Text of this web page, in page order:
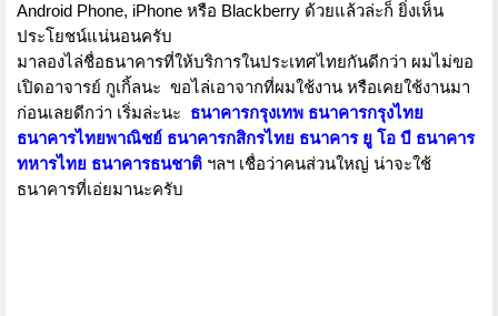
Android Phone, iPhone หรือ Blackberry ด้วยแล้วล่ะก็ ยิ่งเห็น
ประโยชน์แน่นอนครับ
มาลองไล่ชื่อธนาคารที่ให้บริการในประเทศไทยกันดีกว่า ผมไม่ขอ
เปิดอาจารย์ กูเกิ้ลนะ ขอไล่เอาจากที่ผมใช้งาน หรือเคยใช้งานมา
ก่อนเลยดีกว่า เริ่มล่ะนะ ธนาคารกรุงเทพ ธนาคารกรุงไทย
ธนาคารไทยพาณิชย์ ธนาคารกสิกรไทย ธนาคาร ยู โอ บี ธนาคาร
ทหารไทย ธนาคารธนชาติ ฯลฯ เชื่อว่าคนส่วนใหญ่ น่าจะใช้
ธนาคารที่เอ่ยมานะครับ